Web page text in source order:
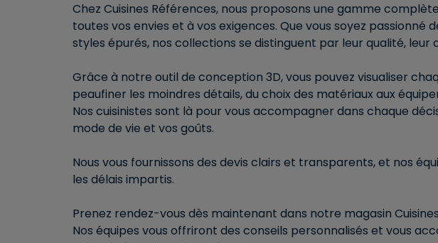
Chez Cuisines Références, nous proposons une gamme
toutes vos envies et à vos exigences. Que vous soyez
styles épurés, nos collections se distinguent par leur qualité,
Grâce à notre outil de conception 3D, vous pouvez visualiser
peaufiner les moindres détails, du choix des matériaux aux
Nos cuisinistes sont là pour vous accompagner dans chaque
mode de vie et vos goûts.
Nous vous fournissons des devis clairs et transparents, et nos
les délais impartis.
Prenez rendez-vous dès maintenant dans notre magasin
Nos équipes vous offriront des conseils personnalisés et vous